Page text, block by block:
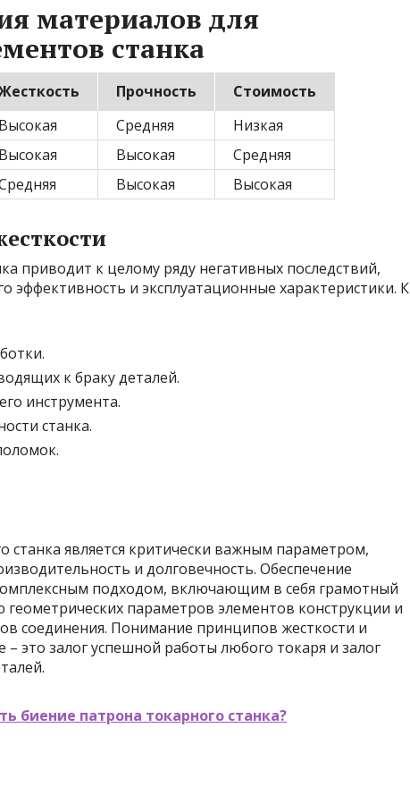
материалов для
станка
Прочность
Стоимость
Высокая Средняя
Низкая
Высокая Высокая
Средняя
Высокая Высокая
приводит к целому ряду негативных последствий,
эффективность и эксплуатационные характеристики. К
к браку деталей.
инструмента.
станка.
станка является критически важным параметром,
и долговечность. Обеспечение
подходом, включающим в себя грамотный
параметров элементов конструкции и
соединения. Понимание принципов жесткости и
это залог успешной работы любого токаря и залог
биение патрона токарного станка?